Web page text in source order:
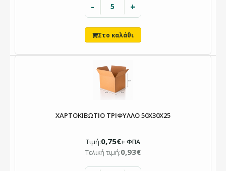
- +
ΧΑΡΤΟΚΙΒΩΤΙΟ ΤΡΙΦΥΛΛΟ 50X30X25
Τιμή:0,75€+ ΦΠΑ
Τελική τιμή:0,93€